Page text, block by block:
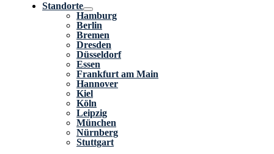
Standorte
Hamburg
Berlin
Bremen
Dresden
Düsseldorf
Essen
Frankfurt am Main
Hannover
Kiel
Köln
Leipzig
München
Nürnberg
Stuttgart